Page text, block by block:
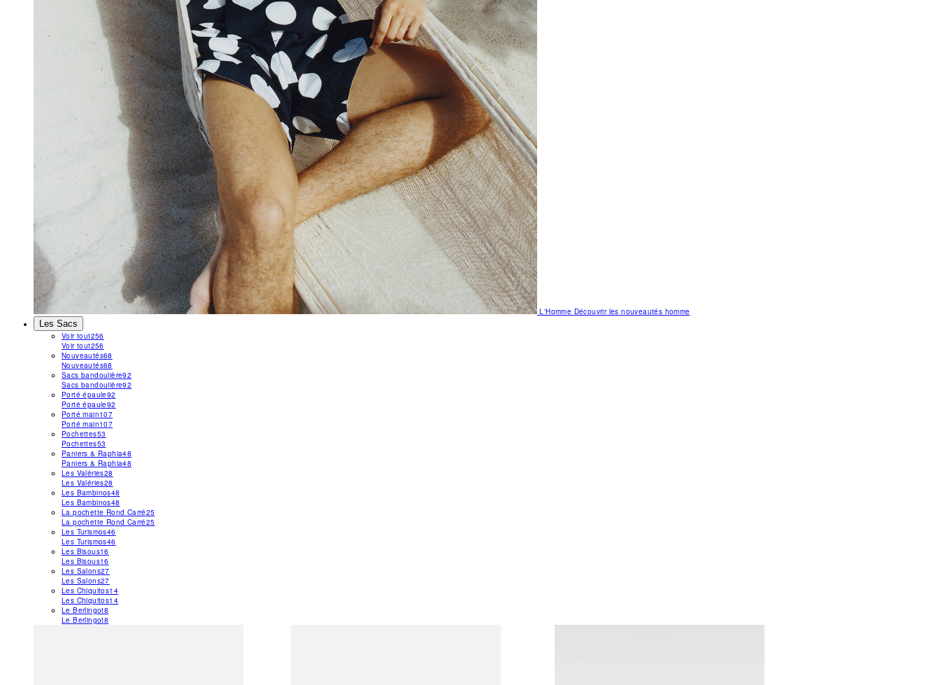
L'Homme Découvrir les nouveautés homme
Les Sacs
Voir tout256
Voir tout256
Nouveautés68
Nouveautés68
Sacs bandoulière92
Sacs bandoulière92
Porté épaule92
Porté épaule92
Porté main107
Porté main107
Pochettes53
Pochettes53
Paniers & Raphia48
Paniers & Raphia48
Les Valéries28
Les Valéries28
Les Bambinos48
Les Bambinos48
La pochette Rond Carré25
La pochette Rond Carré25
Les Turismos46
Les Turismos46
Les Bisous16
Les Bisous16
Les Salons27
Les Salons27
Les Chiquitos14
Les Chiquitos14
Le Berlingot8
Le Berlingot8